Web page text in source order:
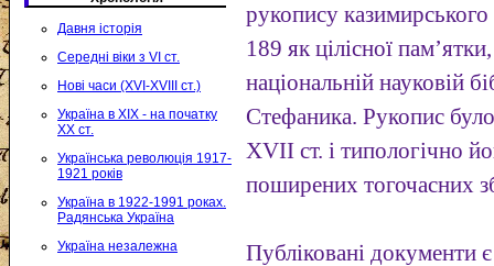
Давня історія
Середні віки з VI ст.
Нові часи (XVI-XVIII ст.)
Україна в XIX - на початку
XX ст.
Українська революція 1917-
1921 років
Україна в 1922-1991 роках.
Радянська Україна
Україна незалежна
рукопису
189 як цілісної
національній науковій
Стефаника. Рукопис
XVII ст. і типологічно
поширених тогочасних
Публіковані